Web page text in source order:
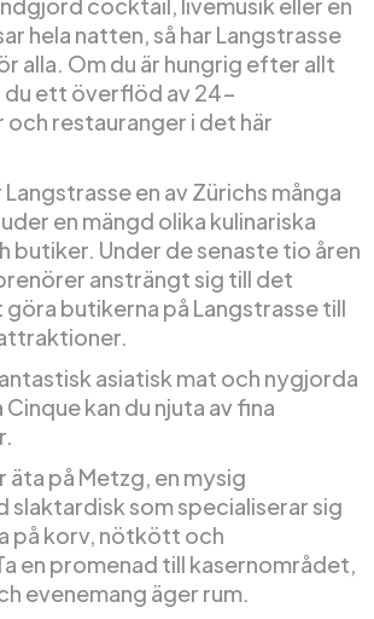
cocktail, livemusik eller en
hela natten, så har Langstrasse
alla. Om du är hungrig efter allt
ett överflöd av 24-
restauranger i det här
en av Zürichs många
en mängd olika kulinariska
butiker. Under de senaste tio åren
ansträngt sig till det
butikerna på Langstrasse till
asiatisk mat och nygjorda
kan du njuta av fina
på Metzg, en mysig
slaktardisk som specialiserar sig
på korv, nötkött och
en promenad till kasernområdet,
evenemang äger rum.